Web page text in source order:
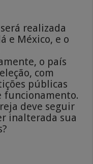
realizada
e México, e o
o país
com
públicas
funcionamento.
deve seguir
inalterada sua